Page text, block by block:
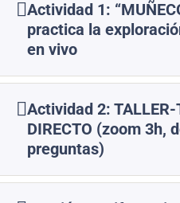
Actividad 1:
practica la
en vivo
Actividad 2: TALLER-
DIRECTO (zoom 3h,
preguntas)